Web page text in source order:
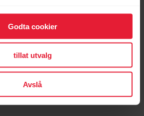
Godta cookier
tillat utvalg
Avslå